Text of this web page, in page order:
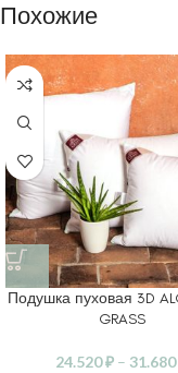
Похожие
Подушка пуховая 3D
GRASS
24.520₽ – 31.680